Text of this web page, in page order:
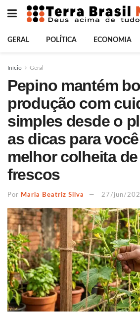
GERAL POLÍTICA ECONOMIA
Início Geral
Pepino mantém
produção com
simples desde o
as dicas para
melhor colheita
frescos
Por Maria Beatriz Silva 27/jun/